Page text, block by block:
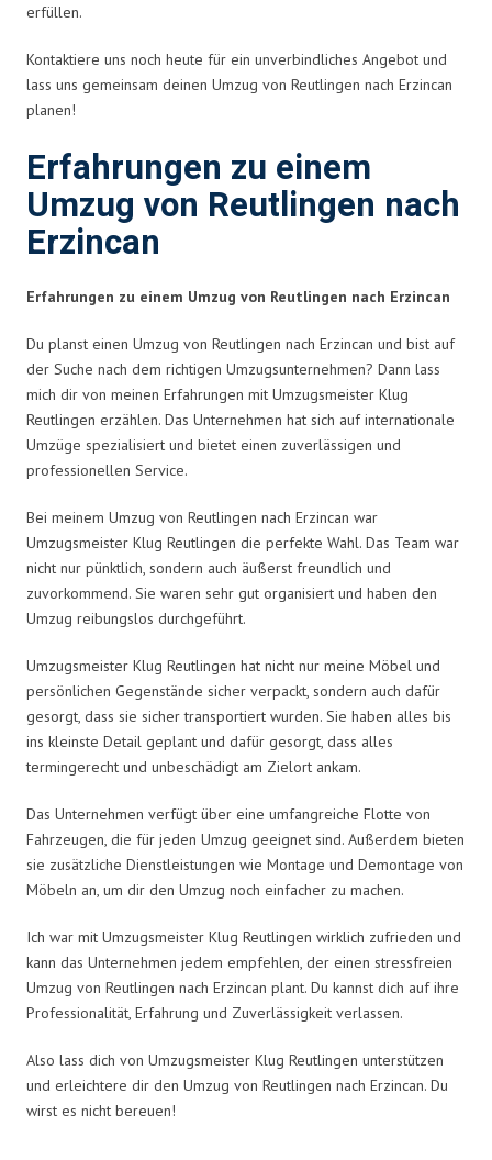
erfüllen.
Kontaktiere uns noch heute für ein unverbindliches Angebot und
lass uns gemeinsam deinen Umzug von Reutlingen nach Erzincan
planen!
Erfahrungen zu einem
Umzug von Reutlingen nach
Erzincan
Erfahrungen zu einem Umzug von Reutlingen nach Erzincan
Du planst einen Umzug von Reutlingen nach Erzincan und bist auf
der Suche nach dem richtigen Umzugsunternehmen? Dann lass
mich dir von meinen Erfahrungen mit Umzugsmeister Klug
Reutlingen erzählen. Das Unternehmen hat sich auf internationale
Umzüge spezialisiert und bietet einen zuverlässigen und
professionellen Service.
Bei meinem Umzug von Reutlingen nach Erzincan war
Umzugsmeister Klug Reutlingen die perfekte Wahl. Das Team war
nicht nur pünktlich, sondern auch äußerst freundlich und
zuvorkommend. Sie waren sehr gut organisiert und haben den
Umzug reibungslos durchgeführt.
Umzugsmeister Klug Reutlingen hat nicht nur meine Möbel und
persönlichen Gegenstände sicher verpackt, sondern auch dafür
gesorgt, dass sie sicher transportiert wurden. Sie haben alles bis
ins kleinste Detail geplant und dafür gesorgt, dass alles
termingerecht und unbeschädigt am Zielort ankam.
Das Unternehmen verfügt über eine umfangreiche Flotte von
Fahrzeugen, die für jeden Umzug geeignet sind. Außerdem bieten
sie zusätzliche Dienstleistungen wie Montage und Demontage von
Möbeln an, um dir den Umzug noch einfacher zu machen.
Ich war mit Umzugsmeister Klug Reutlingen wirklich zufrieden und
kann das Unternehmen jedem empfehlen, der einen stressfreien
Umzug von Reutlingen nach Erzincan plant. Du kannst dich auf ihre
Professionalität, Erfahrung und Zuverlässigkeit verlassen.
Also lass dich von Umzugsmeister Klug Reutlingen unterstützen
und erleichtere dir den Umzug von Reutlingen nach Erzincan. Du
wirst es nicht bereuen!